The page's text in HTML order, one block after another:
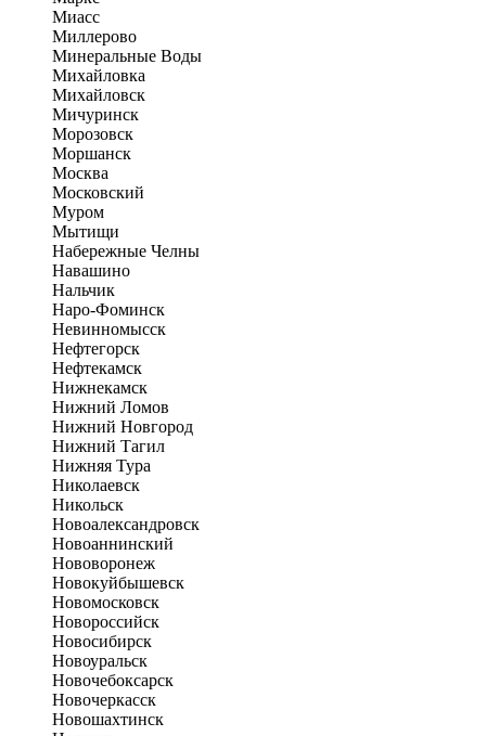
Миасс
Миллерово
Минеральные Воды
Михайловка
Михайловск
Мичуринск
Морозовск
Моршанск
Москва
Московский
Муром
Мытищи
Набережные Челны
Навашино
Нальчик
Наро-Фоминск
Невинномысск
Нефтегорск
Нефтекамск
Нижнекамск
Нижний Ломов
Нижний Новгород
Нижний Тагил
Нижняя Тура
Николаевск
Никольск
Новоалександровск
Новоаннинский
Нововоронеж
Новокуйбышевск
Новомосковск
Новороссийск
Новосибирск
Новоуральск
Новочебоксарск
Новочеркасск
Новошахтинск